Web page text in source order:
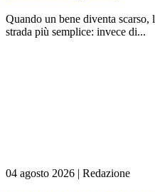
Quando un bene diventa scarso,
strada più semplice: invece di...
04 agosto 2026 | Redazione